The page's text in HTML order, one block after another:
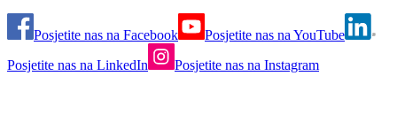
Posjetite nas na Facebook
Posjetite nas na YouTube
Posjetite nas na LinkedIn
Posjetite nas na Instagram